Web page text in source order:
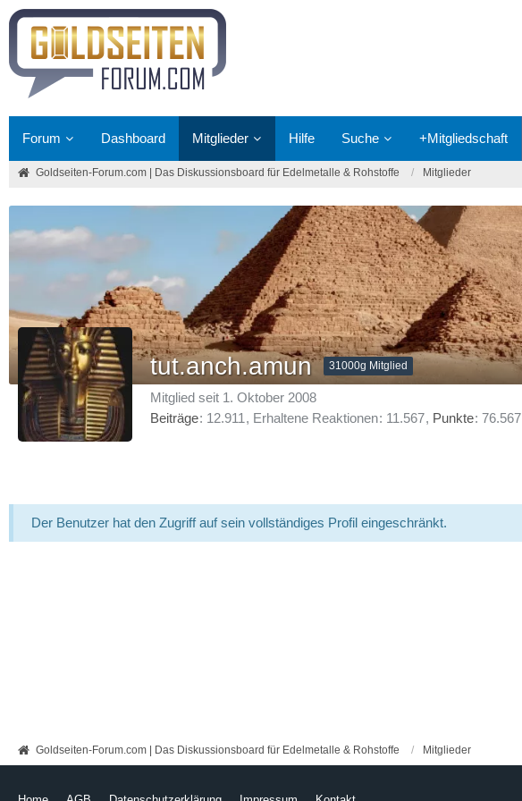
Forum Dashboard Mitglieder Hilfe Suche +Mitgliedschaft
Goldseiten-Forum.com | Das Diskussionsboard für Edelmetalle & Rohstoffe Mitglieder
Goldseiten-Forum.com | Das Diskussionsboard für Edelmetalle & Rohstoffe Mitglieder
tut.anch.amun 31000g Mitglied
Mitglied seit 1. Oktober 2008
Beiträge 12.911 Erhaltene Reaktionen 11.567 Punkte 76.567
Der Benutzer hat den Zugriff auf sein vollständiges Profil eingeschränkt.